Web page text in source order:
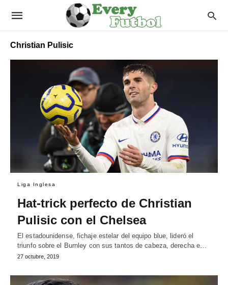
Christian Pulisic
Liga Inglesa
Hat-trick perfecto de Christian
Pulisic con el Chelsea
El estadounidense, fichaje estelar del equipo blue, lideró el
triunfo sobre el Burnley con sus tantos de cabeza, derecha e…
27 octubre, 2019